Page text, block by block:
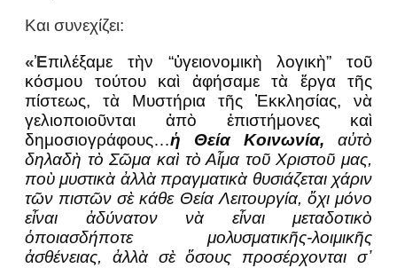
Και συνεχίζει:
«Ἐπιλέξαμε τὴν “ὑγειονομικὴ λογικὴ” τοῦ
κόσμου τούτου καὶ ἀφήσαμε τὰ ἔργα τῆς
πίστεως, τὰ Μυστήρια τῆς Ἐκκλησίας, νὰ
γελιοποιοῦνται ἀπὸ ἐπιστήμονες καὶ
δημοσιογράφους…ἡ Θεία Κοινωνία, αὐτὸ
δηλαδὴ τὸ Σῶμα καὶ τὸ Αἷμα τοῦ Χριστοῦ μας,
ποὺ μυστικὰ ἀλλὰ πραγματικὰ θυσιάζεται χάριν
τῶν πιστῶν σὲ κάθε Θεία Λειτουργία, ὄχι μόνο
εἶναι ἀδύνατον νὰ εἶναι μεταδοτικὸ
ὁποιασδήποτε μολυσματικῆς-λοιμικῆς
ἀσθένειας, ἀλλὰ σὲ ὅσους προσέρχονται σ᾽